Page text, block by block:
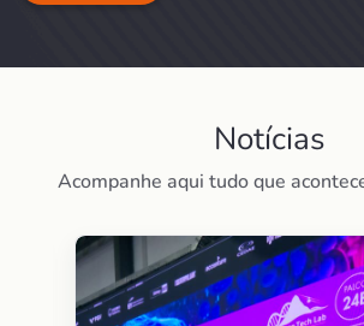
Notícias
Acompanhe aqui tudo que